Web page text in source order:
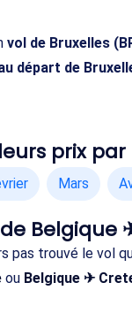
vol de Bruxelles
départ de
prix par
Mars
Belgique
pas trouvé le vol
ou Belgique ✈